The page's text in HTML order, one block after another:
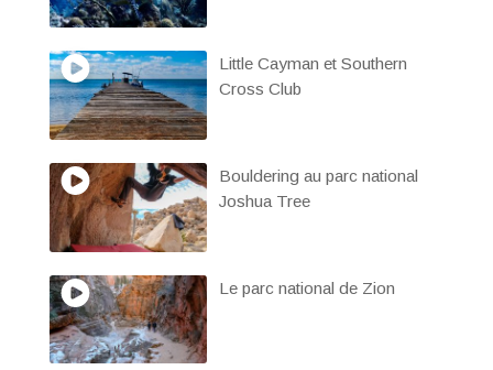
Little Cayman et Southern
Cross Club
Bouldering au parc national
Joshua Tree
Le parc national de Zion